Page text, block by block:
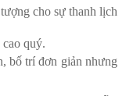
cho sự thanh lịch
quý.
bố trí đơn giản nhưng